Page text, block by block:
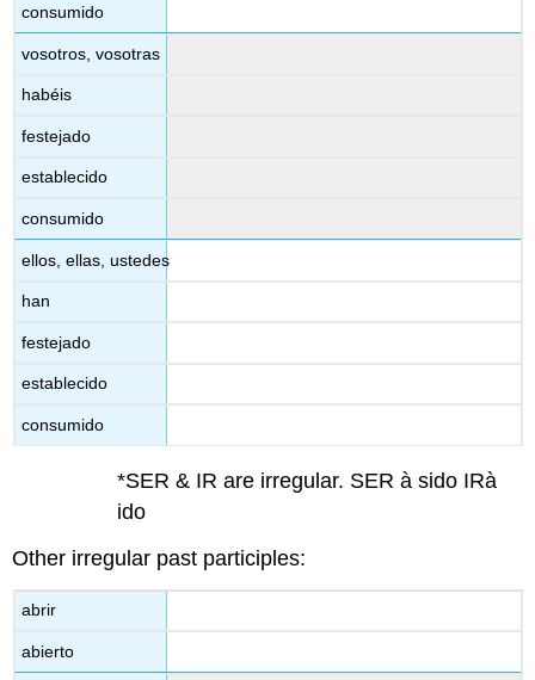
consumido
vosotros, vosotras
habéis
festejado
establecido
consumido
ellos, ellas, ustedes
han
festejado
establecido
consumido
*SER & IR are irregular. SER à sido IRà
ido
Other irregular past participles:
abrir
abierto